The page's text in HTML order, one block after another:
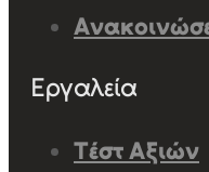
Εργαλεία
Τέστ Αξιών